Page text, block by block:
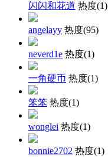
闪闪和花道 热度(1)
angelayy 热度(95)
neverd1e 热度(1)
一角硬币 热度(1)
笨笨 热度(1)
wonglei 热度(1)
bonnie2702 热度(1)